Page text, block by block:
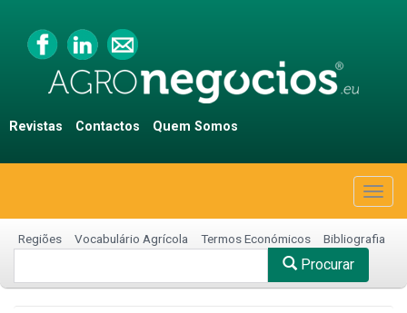
Revistas Contactos Quem Somos
Regiões Vocabulário Agrícola Termos Económicos Bibliografia
Procurar